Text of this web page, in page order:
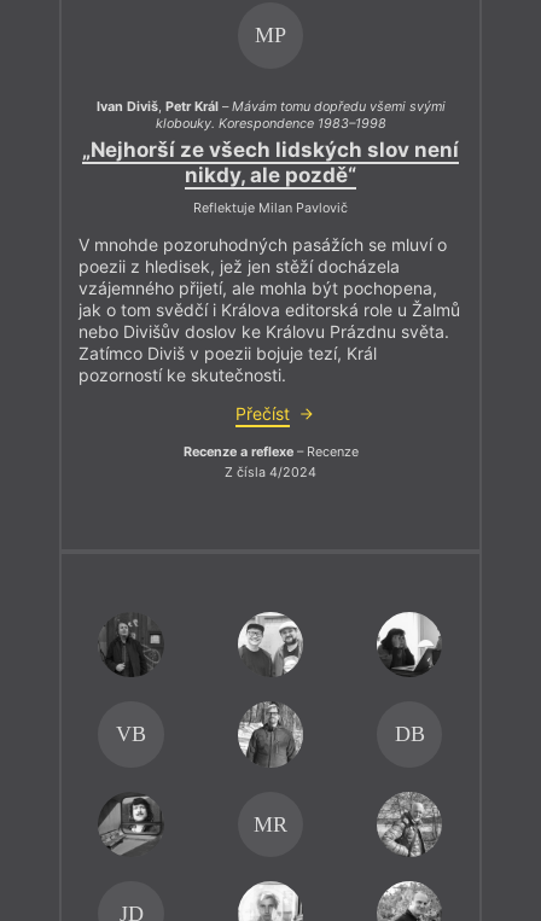
MP
Ivan Diviš, Petr Král–Mávám tomu dopředu všemi svými
klobouky. Korespondence 1983–1998
„Nejhorší ze všech lidských slov není
nikdy, ale pozdě“
Reflektuje Milan Pavlovič
V mnohde pozoruhodných pasážích se mluví o
poezii z hledisek, jež jen stěží docházela
vzájemného přijetí, ale mohla být pochopena,
jak o tom svědčí i Králova editorská role u Žalmů
nebo Divišův doslov ke Královu Prázdnu světa.
Zatímco Diviš v poezii bojuje tezí, Král
pozorností ke skutečnosti.
Přečíst
Recenze a reflexe– Recenze
Z čísla 4/2024
VB DB
MR
JD